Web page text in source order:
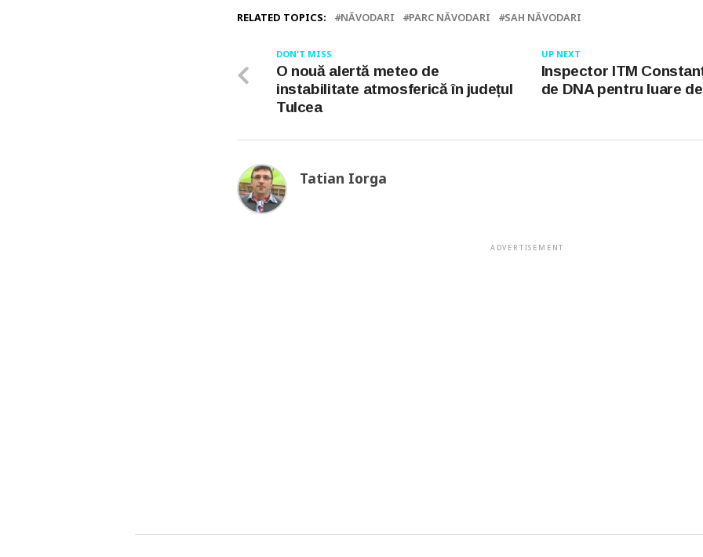
RELATED TOPICS: NĂVODARI PARC NĂVODARI SAH NĂVODARI
UP NEXT
Inspector ITM
de DNA pentru luare
DON'T MISS
O nouă alertă meteo de
instabilitate atmosferică în județul
Tulcea
Tatian Iorga
ADVERTISEMENT